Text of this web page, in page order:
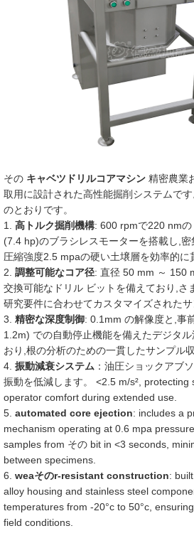
その キャベツドリルコアマシン 精密農業
取用に設計された高性能掘削システムで
のとおりです。
1. 高トルク掘削機構: 600 rpmで220 nm
(7.4 hp)のブラシレスモーターを搭載し,
圧縮強度2.5 mpaの硬い土壌層を効率的に
2. 調整可能なコア径: 直径 50 mm ～ 150
交換可能なドリル ビットを備えており,さ
研究要件に合わせてカスタマイズされたサ
3. 精密な深度制御: 0.1mm の解像度と,事
1.2m) での自動停止機能を備えたデジタ
おり,根の分析のための一貫したサンプル
4. 振動減衰システム ：油圧ショックアブ
振動を低減します。 <2.5 m/s², protecting
operator comfort during extended use.
5. automated core ejection: includes a
mechanism operating at 0.6 mpa
samples from その bit in <3 seconds,
between specimens.
6. weaそのr-resistant construction:
alloy housing and stainless steel
temperatures from -20°c to 50°c,
field conditions.